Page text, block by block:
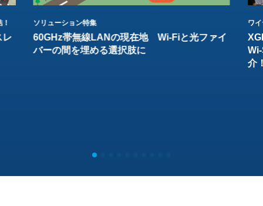
レ
ソリューション特集
60GHz帯無線LANの現在地 Wi-Fiと光ファイ
バーの間を埋める選択肢に
ワ
介